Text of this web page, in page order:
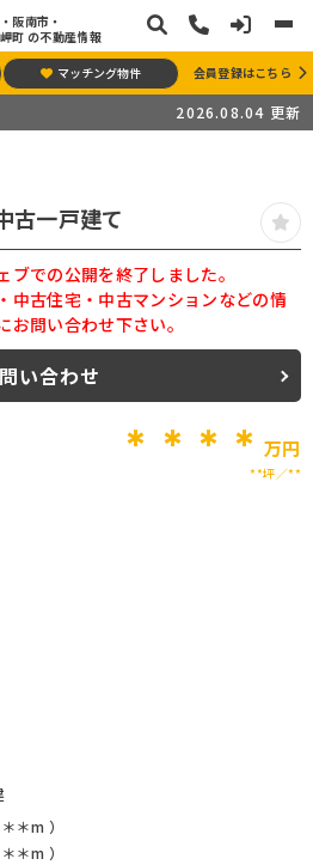
阪南市・
町 の不動産情報
マッチング物件 会員登録はこちら
2026.08.04 更新
古一戸建て
での公開を終了しました。
中古住宅・中古マンションなどの情
問い合わせ下さい。
い合わせ
＊＊＊＊ 万円
**坪 **
＊m ）
＊m ）